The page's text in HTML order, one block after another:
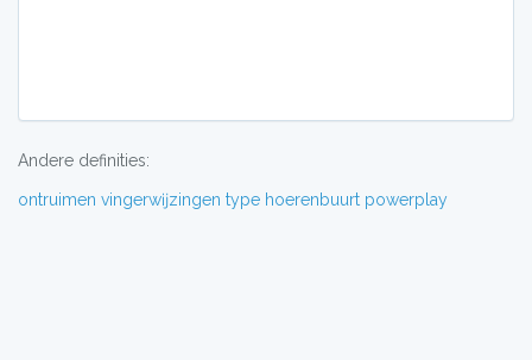
Andere definities:
ontruimen vingerwĳzingen type hoerenbuurt powerplay